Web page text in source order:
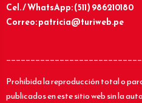
Cel. / WhatsApp: (511) 986210180
Correo: patricia@turiweb.pe
Prohibida la reproducción total o
publicados en este sitio web sin la